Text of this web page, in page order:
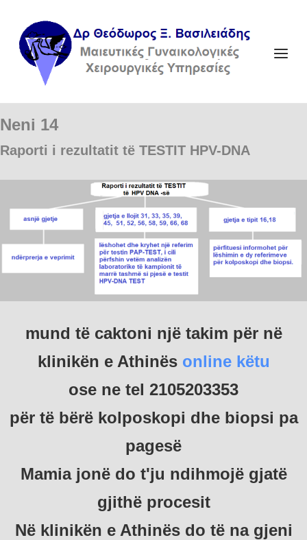
content
Home
Menu
Neni 14
Raporti i rezultatit të TESTIT HPV-DNA
mund të caktoni një takim për në
klinikën e Athinës online këtu
ose ne tel 2105203353
për të bërë kolposkopi dhe biopsi pa
pagesë
Μamia jonë do t'ju ndihmojë gjatë
gjithë procesit
Në klinikën e Athinës do të na gjeni